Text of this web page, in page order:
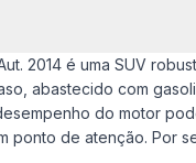
2014 é uma SUV
abastecido com
do motor
ponto de atenção. Por